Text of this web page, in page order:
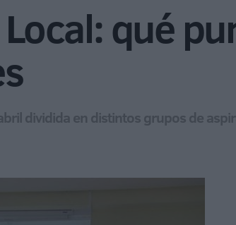
qué
dividida en distintos grupos de